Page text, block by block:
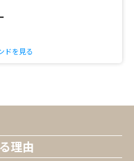
ドを見る
理由